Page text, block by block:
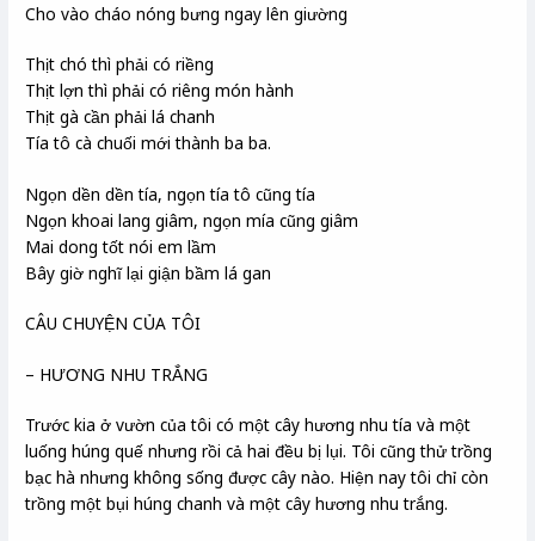
Cho vào cháo nóng bưng ngay lên giường
Thịt chó thì phải có riềng
Thịt lợn thì phải có riêng món hành
Thịt gà cần phải lá chanh
Tía tô cà chuối mới thành ba ba.
Ngọn dền dền tía, ngọn tía tô cũng tía
Ngọn khoai lang giâm, ngọn mía cũng giâm
Mai dong tốt nói em lầm
Bây giờ nghĩ lại giận bầm lá gan
CÂU CHUYỆN CỦA TÔI
– HƯƠNG NHU TRẮNG
Trước kia ở vườn của tôi có một cây hương nhu tía và một
luống húng quế nhưng rồi cả hai đều bị lụi. Tôi cũng thử trồng
bạc hà nhưng không sống được cây nào. Hiện nay tôi chỉ còn
trồng một bụi húng chanh và một cây hương nhu trắng.